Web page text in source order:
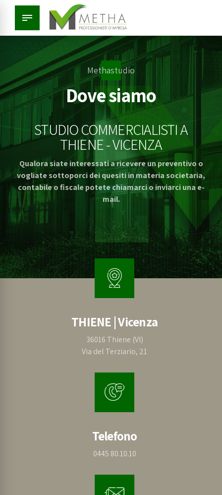
Methastudio
Dove siamo
STUDIO COMMERCIALISTI A
THIENE - VICENZA
Qualora siate interessati a ricevere un preventivo o
vogliate sottoporci dei quesiti in materia societaria,
contabile o fiscale potete chiamarci o inviarci una e-
mail.
THIENE | Vicenza
36016 Thiene (VI)
Via del Terziario, 21
Telefono
0445 80.10.10